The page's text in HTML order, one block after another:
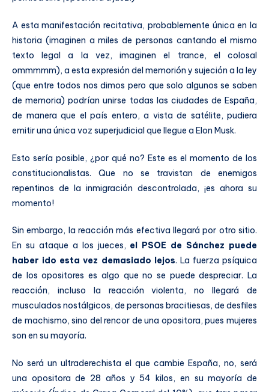
A esta manifestación recitativa, probablemente única en la
historia (imaginen a miles de personas cantando el mismo
texto legal a la vez, imaginen el trance, el colosal
ommmmm), a esta expresión del memorión y sujeción a la ley
(que entre todos nos dimos pero que solo algunos se saben
de memoria) podrían unirse todas las ciudades de España,
de manera que el país entero, a vista de satélite, pudiera
emitir una única voz superjudicial que llegue a Elon Musk.
Esto sería posible, ¿por qué no? Este es el momento de los
constitucionalistas. Que no se travistan de enemigos
repentinos de la inmigración descontrolada, ¡es ahora su
momento!
Sin embargo, la reacción más efectiva llegará por otro sitio.
En su ataque a los jueces, el PSOE de Sánchez puede
haber ido esta vez demasiado lejos. La fuerza psíquica
de los opositores es algo que no se puede despreciar. La
reacción, incluso la reacción violenta, no llegará de
musculados nostálgicos, de personas bracitiesas, de desfiles
de machismo, sino del rencor de una opositora, pues mujeres
son en su mayoría.
No será un ultraderechista el que cambie España, no, será
una opositora de 28 años y 54 kilos, en su mayoría de